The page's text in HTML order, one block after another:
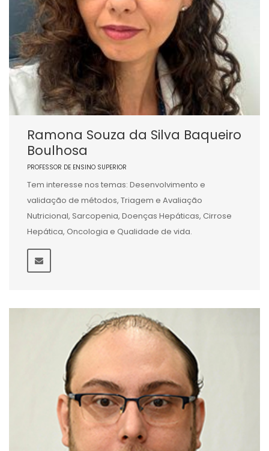
Ramona Souza da Silva Baqueiro
Boulhosa
PROFESSOR DE ENSINO SUPERIOR
Tem interesse nos temas: Desenvolvimento e
validação de métodos, Triagem e Avaliação
Nutricional, Sarcopenia, Doenças Hepáticas, Cirrose
Hepática, Oncologia e Qualidade de vida.